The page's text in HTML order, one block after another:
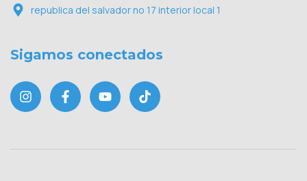
republica del salvador no 17 interior local 1
Sigamos conectados